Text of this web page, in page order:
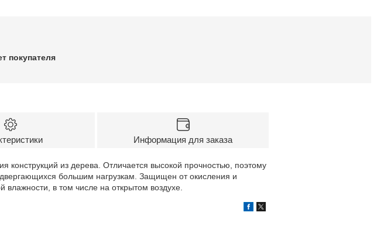
покупателя
Информация для заказа
конструкций из дерева. Отличается высокой прочностью, поэтому
большим нагрузкам. Защищен от окисления и
в том числе на открытом воздухе.